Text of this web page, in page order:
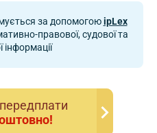
за допомогоюipLex
правової, судової та
інформації